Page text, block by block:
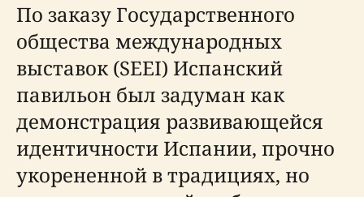
По заказу Государственного
общества международных
выставок (SEEI) Испанский
павильон был задуман как
демонстрация развивающейся
идентичности Испании, прочно
укорененной в традициях, но